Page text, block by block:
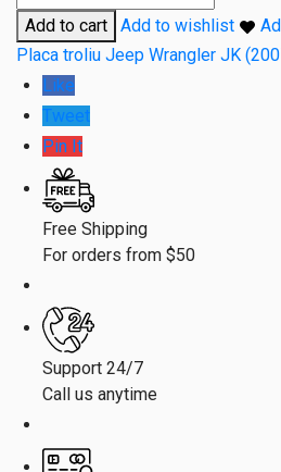
Placa
troliu
Jeep
Wrangler
(2007-)
–
pentru
bara
originala
Add to cart Add to wishlist
Etichetă:
Placa troliu Jeep Wrangler JK
Like
Tweet
Pin It
Free Shipping
For orders from $50
Support 24/7
Call us anytime